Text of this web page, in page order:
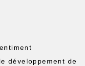
développement de